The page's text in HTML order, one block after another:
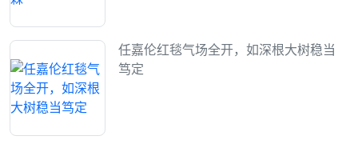
任嘉伦红毯气场全开，如深根大树稳当
笃定